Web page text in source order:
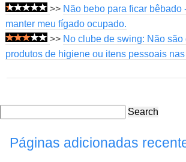
>> Não bebo para ficar bêbado
manter meu fígado ocupado.
>> No clube de swing: Não são
produtos de higiene ou itens pessoais
Search
Páginas adicionadas